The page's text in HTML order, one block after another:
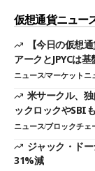
仮想通貨ニュー
【今日の仮想
アークとJPYCは基
ニュースマーケットニ
米サークル、
ックロックやSBI
ニュースブロックチェ
ジャック・ド
31%減